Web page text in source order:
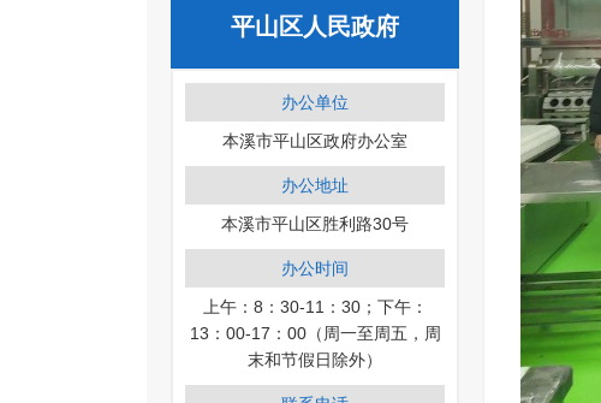
平山区人民政府
办公单位
本溪市平山区政府办公室
办公地址
本溪市平山区胜利路30号
办公时间
上午：8：30-11：30；下午：
13：00-17：00（周一至周五，周
末和节假日除外）